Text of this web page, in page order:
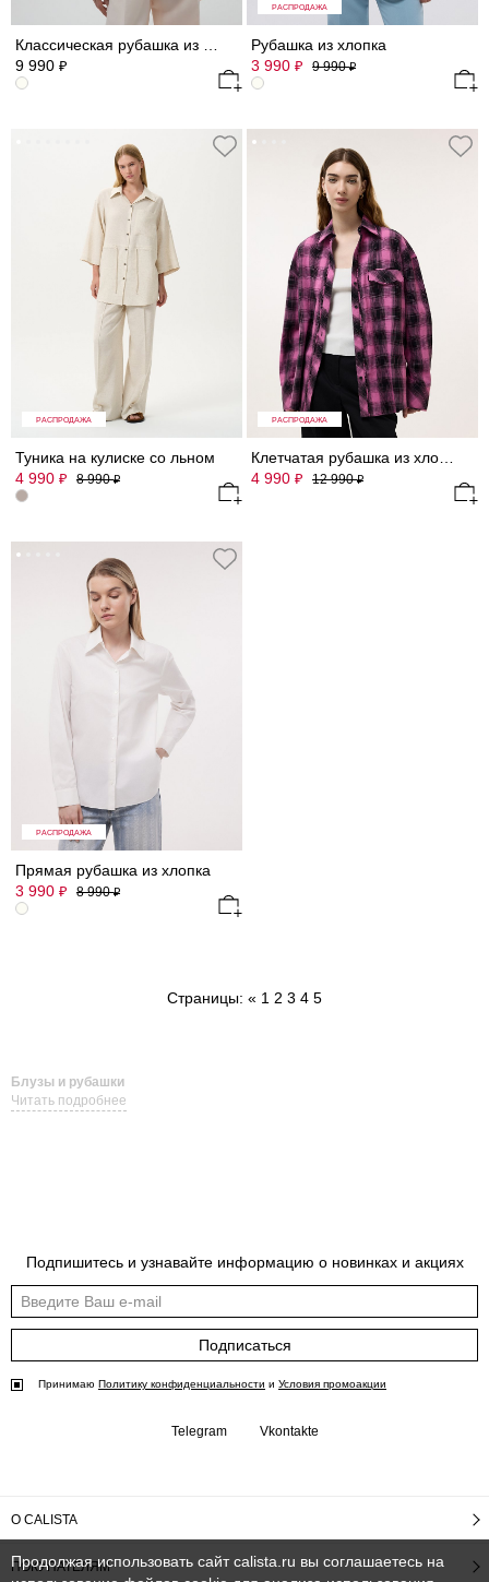
Классическая рубашка из хлопка
9 990 ₽
РАСПРОДАЖА
Рубашка из хлопка
3 990 ₽ 9 990₽
РАСПРОДАЖА
Туника на кулиске со льном
4 990 ₽ 8 990₽
РАСПРОДАЖА
4 990 ₽ 12 990₽
РАСПРОДАЖА
Прямая рубашка из хлопка
3 990 ₽ 8 990₽
Страницы: « 1 2 3 4 5
Блузы и рубашки
Читать подробнее
Подпишитесь и узнавайте информацию о новинках и акциях
Подписаться
Принимаю Политику конфиденциальности и Условия промоакции
Telegram Vkontakte
О CALISTA
ПОКУПАТЕЛЯМ
Продолжая использовать сайт calista.ru вы соглашаетесь на